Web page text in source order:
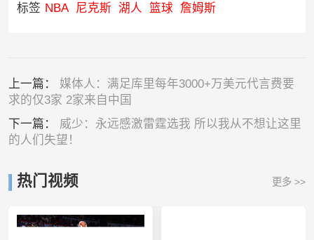
标签 NBA 尼克斯 湖人 篮球 詹姆斯
上一篇： 媒体人：满足库里每年3000+万美元代言费要
求的仅3家 2家来自中国
下一篇： 威少：永远感激雷霆选我 所以我从不想让这里
的人们失望！
热门视频 更多 >>